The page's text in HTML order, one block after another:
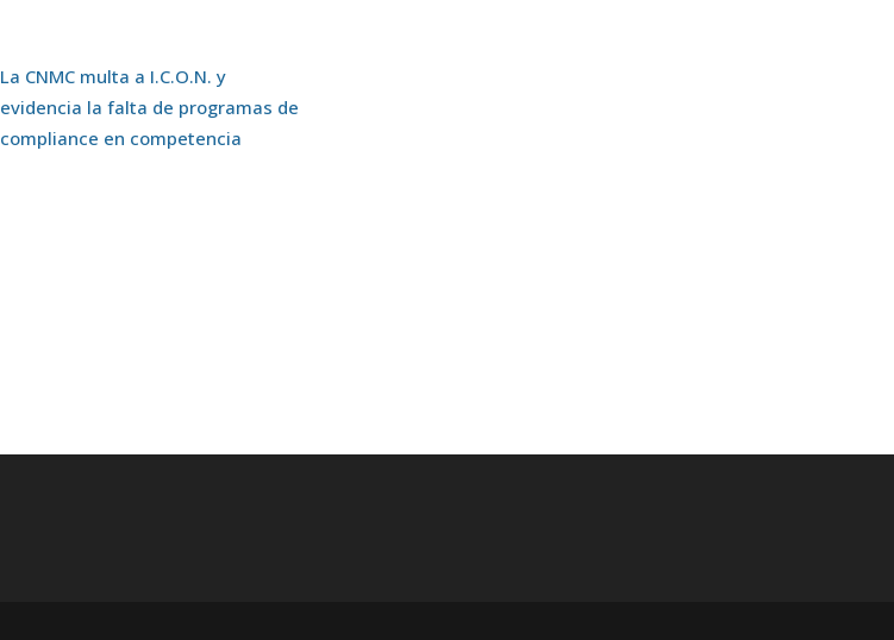
La CNMC multa a I.C.O.N. y
evidencia la falta de programas de
compliance en competencia